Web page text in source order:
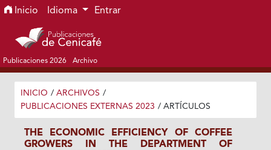
Ir al menú de navegación principal
Ir al contenido principal
Ir al pie de página del sitio
Inicio Idioma Entrar
Publicaciones 2026 Archivo
INICIO / ARCHIVOS /
PUBLICACIONES EXTERNAS 2023 / ARTÍCULOS
THE ECONOMIC EFFICIENCY OF COFFEE
GROWERS IN THE DEPARTMENT OF